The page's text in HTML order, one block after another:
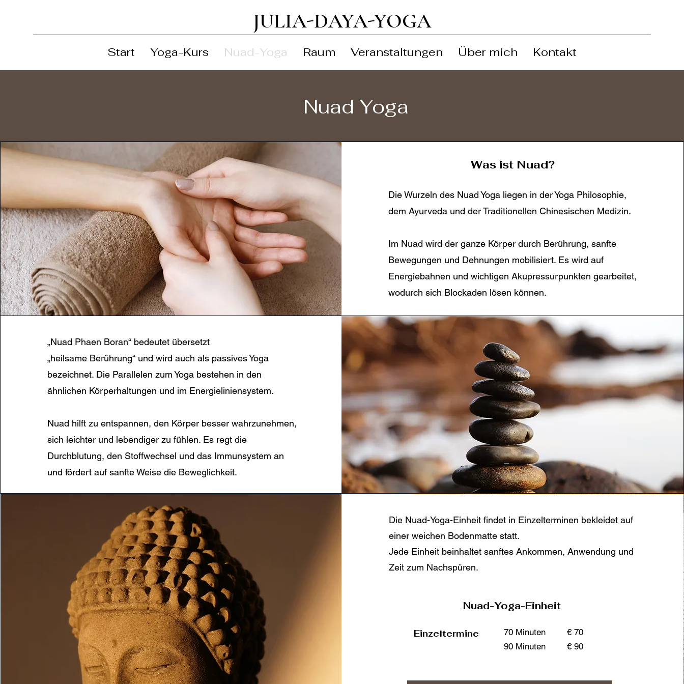
JULIA-DAYA-YOGA
Start Yoga-Kurs Nuad-Yoga Raum Veranstaltungen Über mich Kontakt
Nuad Yoga
Was ist Nuad?
Die Wurzeln des Nuad Yoga liegen in der Yoga Philosophie,
dem Ayurveda und der Traditionellen Chinesischen Medizin.
Im Nuad wird der ganze Körper durch Berührung, sanfte
Bewegungen und Dehnungen mobilisiert. Es wird auf
Energiebahnen und wichtigen Akupressurpunkten gearbeitet,
wodurch sich Blockaden lösen können.
„Nuad Phaen Boran“ bedeutet übersetzt
„heilsame Berührung“ und wird auch als passives Yoga
bezeichnet. Die Parallelen zum Yoga bestehen in den
ähnlichen Körperhaltungen und im Energieliniensystem.
Nuad hilft zu entspannen, den Körper besser wahrzunehmen,
sich leichter und lebendiger zu fühlen. Es regt die
Durchblutung, den Stoffwechsel und das Immunsystem an
und fördert auf sanfte Weise die Beweglichkeit.
Die Nuad-Yoga-Einheit findet in Einzelterminen bekleidet auf
einer weichen Bodenmatte statt.
Jede Einheit beinhaltet sanftes Ankommen, Anwendung und
Zeit zum Nachspüren.
Nuad-Yoga-Einheit
Einzeltermine
70 Minuten
90 Minuten
€ 70
€ 90